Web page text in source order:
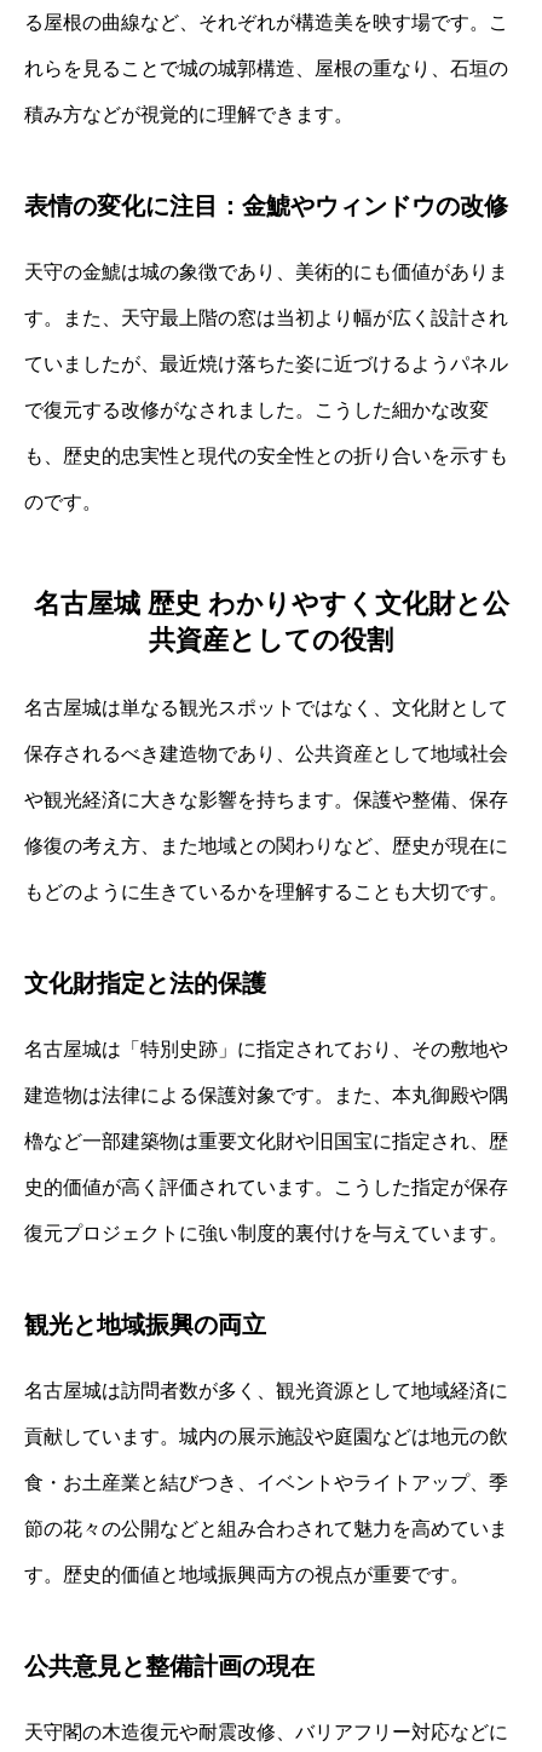
る屋根の曲線など、それぞれが構造美を映す場です。こ
れらを見ることで城の城郭構造、屋根の重なり、石垣の
積み方などが視覚的に理解できます。
表情の変化に注目：金鯱やウィンドウの改修
天守の金鯱は城の象徴であり、美術的にも価値がありま
す。また、天守最上階の窓は当初より幅が広く設計され
ていましたが、最近焼け落ちた姿に近づけるようパネル
で復元する改修がなされました。こうした細かな改変
も、歴史的忠実性と現代の安全性との折り合いを示すも
のです。
名古屋城 歴史 わかりやすく文化財と公
共資産としての役割
名古屋城は単なる観光スポットではなく、文化財として
保存されるべき建造物であり、公共資産として地域社会
や観光経済に大きな影響を持ちます。保護や整備、保存
修復の考え方、また地域との関わりなど、歴史が現在に
もどのように生きているかを理解することも大切です。
文化財指定と法的保護
名古屋城は「特別史跡」に指定されており、その敷地や
建造物は法律による保護対象です。また、本丸御殿や隅
櫓など一部建築物は重要文化財や旧国宝に指定され、歴
史的価値が高く評価されています。こうした指定が保存
復元プロジェクトに強い制度的裏付けを与えています。
観光と地域振興の両立
名古屋城は訪問者数が多く、観光資源として地域経済に
貢献しています。城内の展示施設や庭園などは地元の飲
食・お土産業と結びつき、イベントやライトアップ、季
節の花々の公開などと組み合わされて魅力を高めていま
す。歴史的価値と地域振興両方の視点が重要です。
公共意見と整備計画の現在
天守閣の木造復元や耐震改修、バリアフリー対応などに